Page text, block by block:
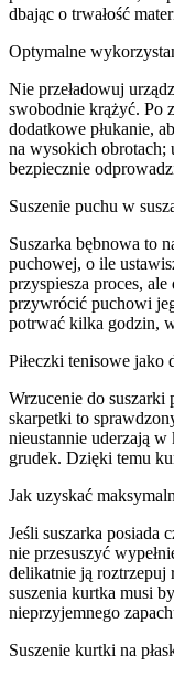
dbając o trwałość
Optymalne
Nie przeładowuj
swobodnie krążyć. Po
dodatkowe płukanie,
na wysokich obrotach;
bezpiecznie
Suszenie puchu w
Suszarka bębnowa to
puchowej, o ile
przyspiesza proces,
przywrócić puchowi
potrwać kilka godzin,
Piłeczki tenisowe jako
Wrzucenie do suszarki
skarpetki to
nieustannie uderzają
grudek. Dzięki temu
Jak uzyskać
Jeśli suszarka posiada
nie przesuszyć
delikatnie ją roztrzepuj
suszenia kurtka musi
nieprzyjemnego
Suszenie kurtki na